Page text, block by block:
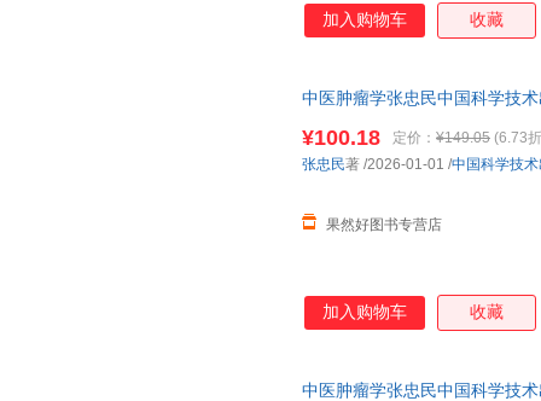
加入购物车 收藏
中医肿瘤学张忠民中国科学技术
¥100.18 定价： ¥149.05 (6.73
果然好图书专营店
张忠民著 /2026-01-01 /中国科学技
加入购物车 收藏
中医肿瘤学张忠民中国科学技术